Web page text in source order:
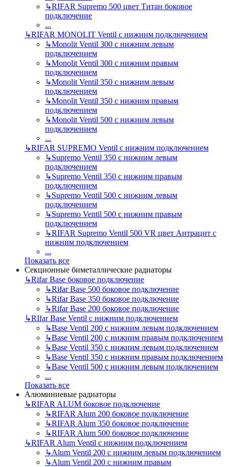
↳RIFAR Supremo 500 цвет Титан боковое
подключение
...
↳RIFAR MONOLIT Ventil с нижним подключением
↳Monolit Ventil 300 с нижним левым
подключением
↳Monolit Ventil 300 с нижним правым
подключением
↳Monolit Ventil 350 с нижним левым
подключением
↳Monolit Ventil 350 с нижним правым
подключением
↳Monolit Ventil 500 с нижним левым
подключением
...
↳RIFAR SUPREMO Ventil с нижним подключением
↳Supremo Ventil 350 с нижним левым
подключением
↳Supremo Ventil 350 с нижним правым
подключением
↳Supremo Ventil 500 с нижним левым
подключением
↳Supremo Ventil 500 с нижним правым
подключением
↳RIFAR Supremo Ventil 500 VR цвет Антрацит с
нижним подключением
...
Показать все
Секционные биметаллические радиаторы
↳Rifar Base боковое подключение
↳Rifar Base 500 боковое подключение
↳Rifar Base 350 боковое подключение
↳Rifar Base 200 боковое подключение
↳RIfar Base Ventil с нижним подключением
↳Base Ventil 200 с нижним левым подключением
↳Base Ventil 200 с нижним правым подключением
↳Base Ventil 350 с нижним левым подключением
↳Base Ventil 350 с нижним правым подключением
↳Base Ventil 500 с нижним левым подключением
...
Показать все
Алюминиевые радиаторы
↳RIFAR ALUM боковое подключение
↳RIFAR Alum 200 боковое подключение
↳RIFAR Alum 350 боковое подключение
↳RIFAR Alum 500 боковое подключение
↳RIFAR Alum Ventil с нижним подключением
↳Alum Ventil 200 с нижним левым подключением
↳Alum Ventil 200 с нижним правым